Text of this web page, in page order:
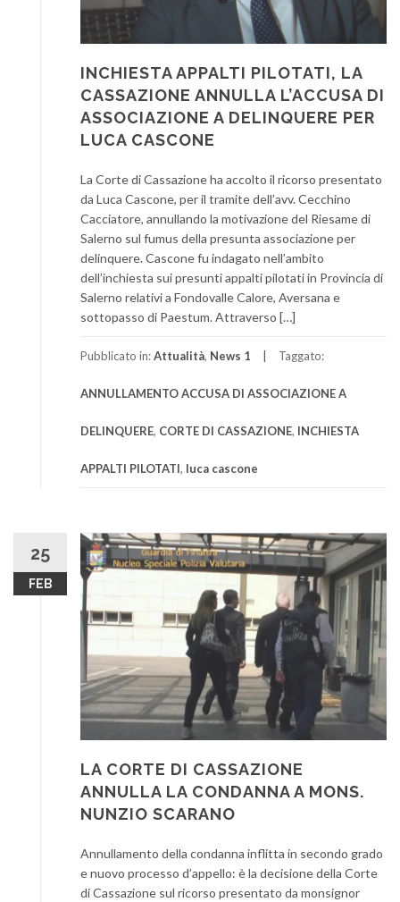
INCHIESTA APPALTI PILOTATI, LA
CASSAZIONE ANNULLA L’ACCUSA DI
ASSOCIAZIONE A DELINQUERE PER
LUCA CASCONE
La Corte di Cassazione ha accolto il ricorso presentato
da Luca Cascone, per il tramite dell’avv. Cecchino
Cacciatore, annullando la motivazione del Riesame di
Salerno sul fumus della presunta associazione per
delinquere. Cascone fu indagato nell’ambito
dell’inchiesta sui presunti appalti pilotati in Provincia di
Salerno relativi a Fondovalle Calore, Aversana e
sottopasso di Paestum. Attraverso […]
Pubblicato in:Attualità, News 1 Taggato:
ANNULLAMENTO ACCUSA DI ASSOCIAZIONE A
DELINQUERE, CORTE DI CASSAZIONE, INCHIESTA
APPALTI PILOTATI, luca cascone
25
FEB
LA CORTE DI CASSAZIONE
ANNULLA LA CONDANNA A MONS.
NUNZIO SCARANO
Annullamento della condanna inflitta in secondo grado
e nuovo processo d’appello: è la decisione della Corte
di Cassazione sul ricorso presentato da monsignor